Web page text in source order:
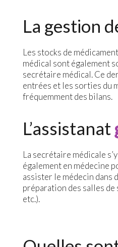
La gestion
Les stocks de
médical sont également
secrétaire médical. Ce
entrées et les sorties du
fréquemment des bilans.
L’assistanat
La secrétaire médicale
également en médecine
assister le médecin dans
préparation des salles
etc.).